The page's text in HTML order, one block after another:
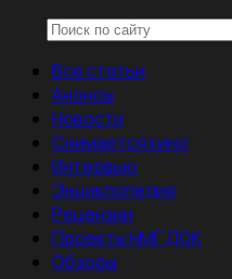
Все статьи
Анонсы
Новости
Снимается кино
Интервью
Энциклопедия
Рецензии
Проекты НМГ ДОК
Обзоры